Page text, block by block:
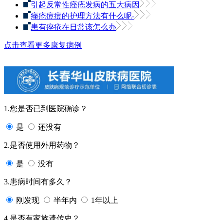
引起反常性痤疮发病的五大病因
痤疮痘痘的护理方法有什么呢-
患有痤疮在日常该怎么办
点击查看更多康复病例
1.您是否已到医院确诊？
是 还没有
2.是否使用外用药物？
是 没有
3.患病时间有多久？
刚发现 半年内 1年以上